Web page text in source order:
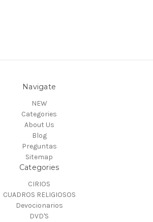
Navigate
NEW
Categories
About Us
Blog
Preguntas
Sitemap
Categories
CIRIOS
CUADROS RELIGIOSOS
Devocionarios
DVD'S